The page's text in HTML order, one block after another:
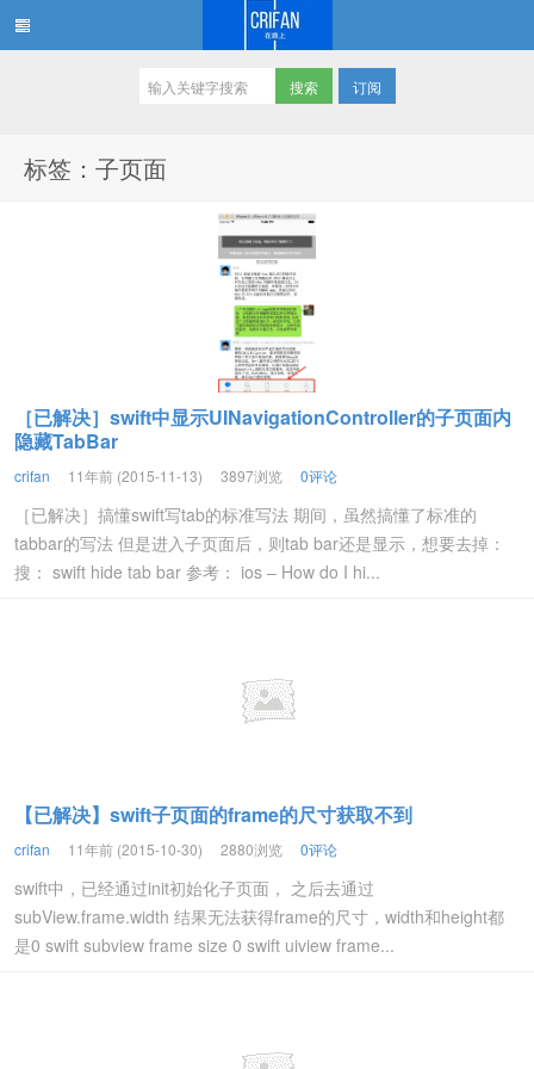
订阅
标签：子页面
［已解决］swift中显示UINavigationController的子页面内
隐藏TabBar
crifan 11年前 (2015-11-13) 3897浏览 0评论
［已解决］搞懂swift写tab的标准写法 期间，虽然搞懂了标准的
tabbar的写法 但是进入子页面后，则tab bar还是显示，想要去掉：
搜： swift hide tab bar 参考： ios – How do I hi...
【已解决】swift子页面的frame的尺寸获取不到
crifan 11年前 (2015-10-30) 2880浏览 0评论
swift中，已经通过init初始化子页面， 之后去通过
subView.frame.width 结果无法获得frame的尺寸，width和height都
是0 swift subview frame size 0 swift uiview frame...